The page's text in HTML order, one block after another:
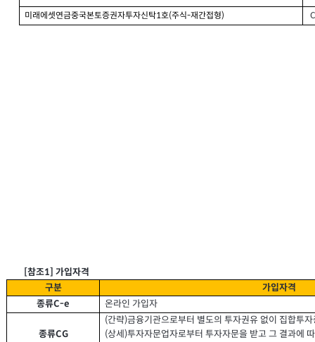
미래에셋연금중국본토증권자투자신탁1호(주식-재간접형)
[참조1]가입자격
구분
가입자격
종류C-e 온라인 가입자
종류CG
(간략)금융기관으로부터 별도의 투자권유 없이 집합투
(상세 )투자자문업자로부터 투자자문을 받고 그 결과에